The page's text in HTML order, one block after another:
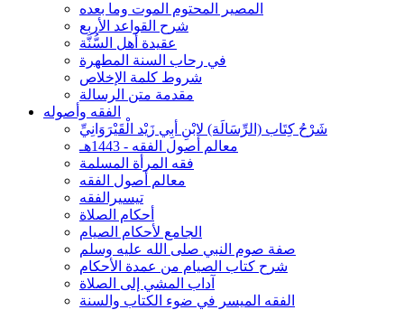
المصير المحتوم الموت وما بعده
شرح القواعد الأربع
عقيدة أهل السُّنَّة
في رحاب السنة المطهرة
شروط كلمة الإخلاص
مقدمة متن الرسالة
الفقه وأصوله
شَرْحُ كِتَاب (الرِّسَالَة) لابْنِ أبِي زَيْد الْقَيْرَوَانِيِّ
معالم أصول الفقه - 1443هـ
فقه المرأة المسلمة
معالم أصول الفقه
تيسيرالفقه
أحكام الصلاة
الجامع لأحكام الصيام
صفة صوم النبي صلى الله عليه وسلم
شرح كتاب الصيام من عمدة الأحكام
آداب المشي إلى الصلاة
الفقه الميسر في ضوء الكتاب والسنة